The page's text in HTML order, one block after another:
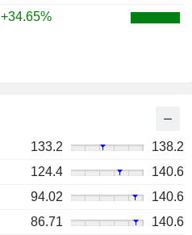
+34.65%
133.2
138.2
124.4
140.6
94.02
140.6
86.71
140.6